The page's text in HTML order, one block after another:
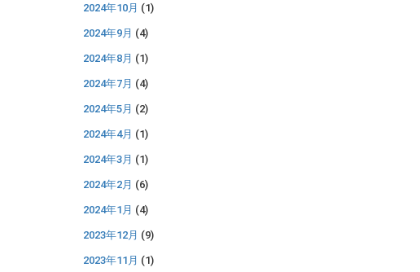
2024年10月 (1)
2024年9月 (4)
2024年8月 (1)
2024年7月 (4)
2024年5月 (2)
2024年4月 (1)
2024年3月 (1)
2024年2月 (6)
2024年1月 (4)
2023年12月 (9)
2023年11月 (1)